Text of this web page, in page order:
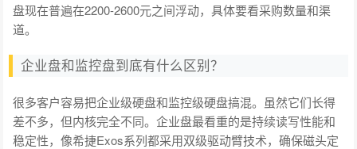
盘现在普遍在2200-2600元之间浮动，具体要看采购数量和渠
道。
企业盘和监控盘到底有什么区别？
很多客户容易把企业级硬盘和监控级硬盘搞混。虽然它们长得
差不多，但内核完全不同。企业盘最看重的是持续读写性能和
稳定性，像希捷Exos系列都采用双级驱动臂技术，确保磁头定